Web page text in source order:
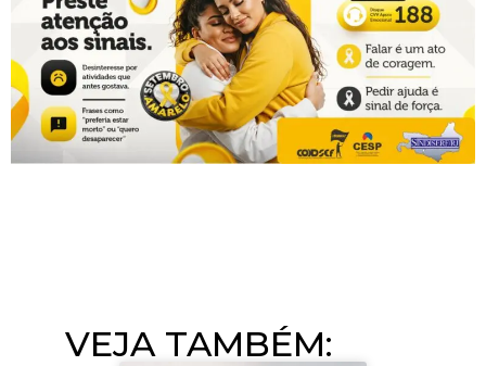
VEJA TAMBÉM:​